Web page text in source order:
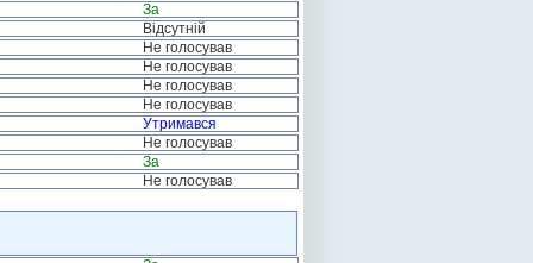
За
Відсутній
Не голосував
Не голосував
Не голосував
Не голосував
Утримався
Не голосував
За
Не голосував